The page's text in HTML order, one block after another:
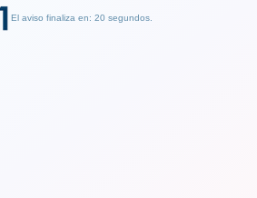
El aviso finaliza en: 19 segundos.